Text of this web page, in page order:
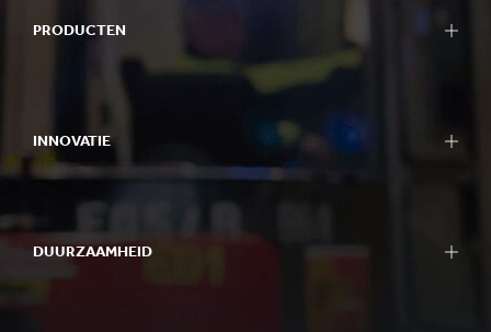
PRODUCTEN
INNOVATIE
DUURZAAMHEID